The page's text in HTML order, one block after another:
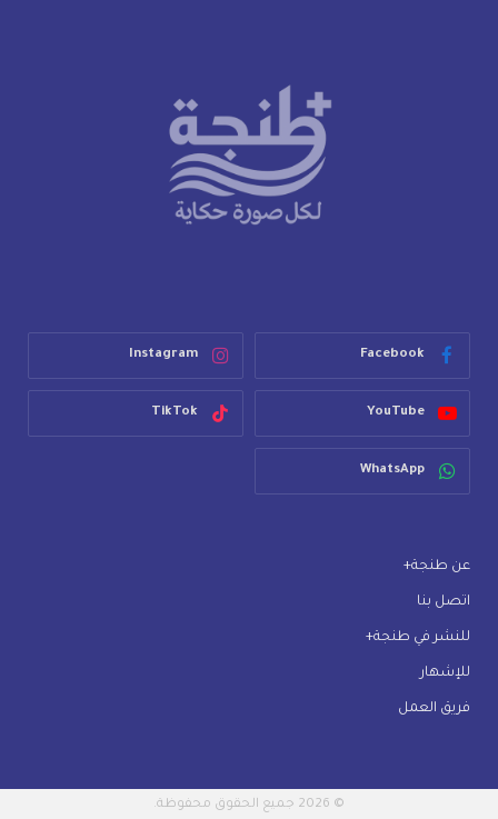
Facebook
Instagram
YouTube
TikTok
WhatsApp
عن طنجة+
اتصل بنا
للنشر في طنجة+
للإشهار
فريق العمل
© 2026 جميع الحقوق محفوظة.